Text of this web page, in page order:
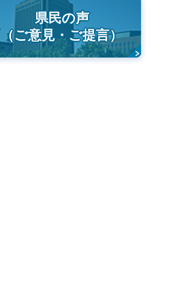
県民の声
（ご意見・ご提言）